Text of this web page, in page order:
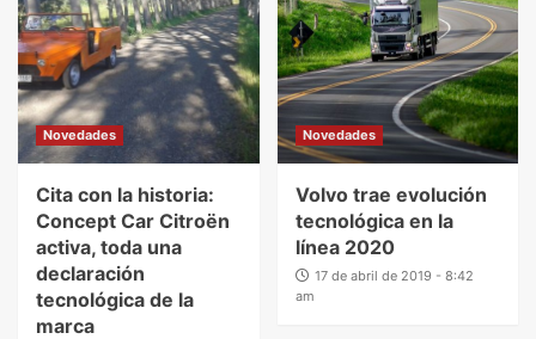
Novedades
Cita con la historia:
Concept Car Citroën
activa, toda una
declaración
tecnológica de la
marca
Novedades
Volvo trae evolución
tecnológica en la
línea 2020
17 de abril de 2019 - 8:42
am